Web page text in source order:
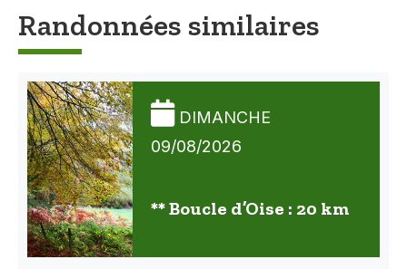
Randonnées similaires
DIMANCHE
09/08/2026
** Boucle d’Oise : 20 km